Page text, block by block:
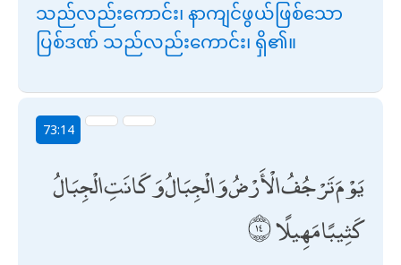
သည်လည်းကောင်း၊ နာကျင်ဖွယ်ဖြစ်သော
ပြစ်ဒဏ် သည်လည်းကောင်း၊ ရှိ၏။
73:14
يَوْمَ تَرْجُفُ الْأَرْضُ وَالْجِبَالُ وَكَانَتِ الْجِبَالُ
كَثِيبًا مَهِيلًا